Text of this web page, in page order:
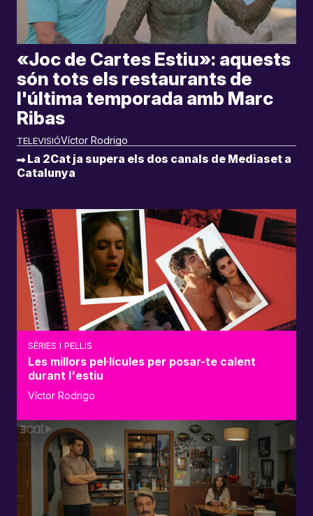
TELEVISIÓ
«Joc de Cartes Estiu»: aquests
són tots els restaurants de
l'última temporada amb Marc
Ribas
Víctor Rodrigo
La 2Cat ja supera els dos canals de Mediaset a
Catalunya
SÈRIES I PEL·LIS
Les millors pel·lícules per posar-te calent
durant l'estiu
Víctor Rodrigo